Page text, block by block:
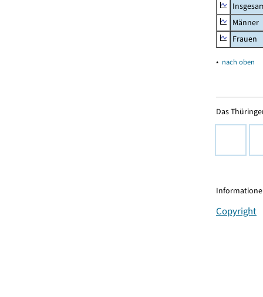
Männer
Frauen
▴ nach oben
Das
Copyright